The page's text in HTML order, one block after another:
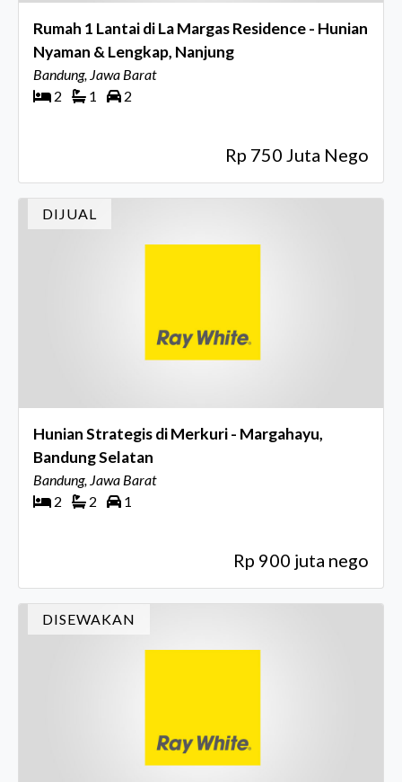
Rumah 1 Lantai di La Margas Residence - Hunian
Nyaman & Lengkap, Nanjung
Bandung, Jawa Barat
2
1 2
Rp 750 Juta Nego
DIJUAL
Hunian Strategis di Merkuri - Margahayu,
Bandung Selatan
Bandung, Jawa Barat
2
2 1
Rp 900 juta nego
DISEWAKAN